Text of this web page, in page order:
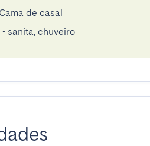
Cama de casal
• sanita, chuveiro